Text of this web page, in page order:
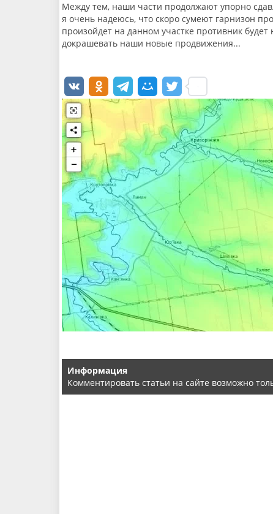
Между тем, наши части продолжают упорно
я очень надеюсь, что скоро сумеют гарнизон
произойдет на данном участке противник
докрашевать наши новые продвижения...
Информация
Комментировать статьи на сайте возможно